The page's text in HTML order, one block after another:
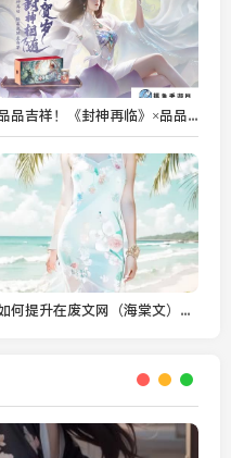
品品吉祥！《封神再临》×品品香福鼎白茶正式达成合作！
如何提升在废文网（海棠文）写作水平？分享提升创作能力的技巧